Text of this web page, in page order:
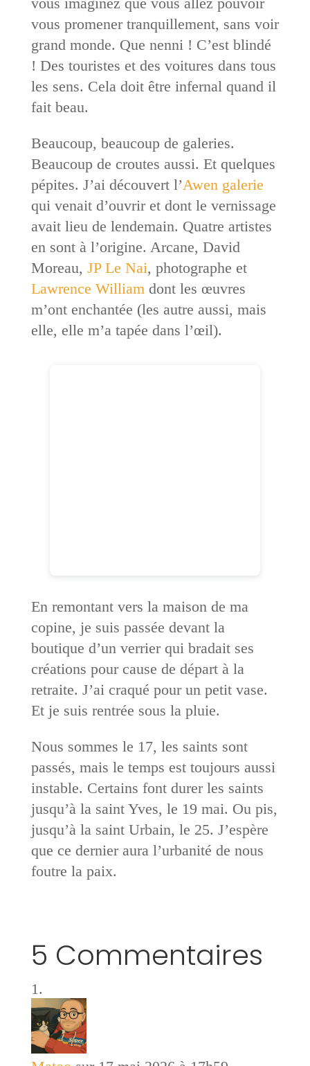
vous promener tranquillement, sans voir
grand monde. Que nenni ! C’est blindé
! Des touristes et des voitures dans tous
les sens. Cela doit être infernal quand il
fait beau.
Beaucoup, beaucoup de galeries.
Beaucoup de croutes aussi. Et quelques
pépites. J’ai découvert l’Awen galerie
qui venait d’ouvrir et dont le vernissage
avait lieu de lendemain. Quatre artistes
en sont à l’origine. Arcane, David
Moreau, JP Le Nai, photographe et
Lawrence William dont les œuvres
m’ont enchantée (les autre aussi, mais
elle, elle m’a tapée dans l’œil).
En remontant vers la maison de ma
copine, je suis passée devant la
boutique d’un verrier qui bradait ses
créations pour cause de départ à la
retraite. J’ai craqué pour un petit vase.
Et je suis rentrée sous la pluie.
Nous sommes le 17, les saints sont
passés, mais le temps est toujours aussi
instable. Certains font durer les saints
jusqu’à la saint Yves, le 19 mai. Ou pis,
jusqu’à la saint Urbain, le 25. J’espère
que ce dernier aura l’urbanité de nous
foutre la paix.
5 Commentaires